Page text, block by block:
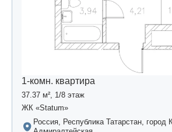
1-комн. квартира
37.37 м², 1/8 этаж
ЖК «Statum»
Россия, Республика Татарстан, город